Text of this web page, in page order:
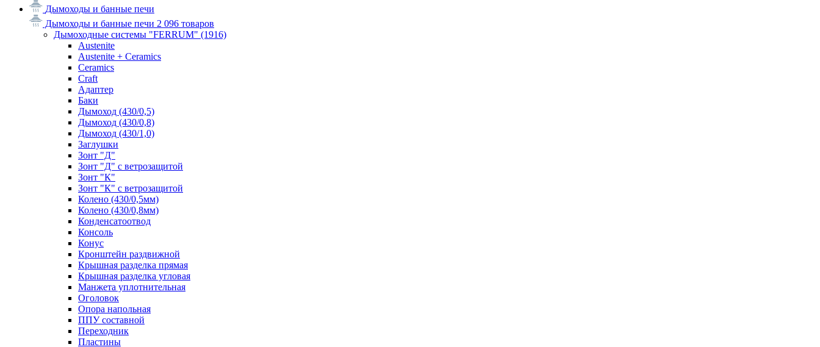
Дымоходы и банные печи
Дымоходы и банные печи 2 096 товаров
Дымоходные системы "FERRUM" (1916)
Austenite
Austenite + Ceramics
Ceramics
Craft
Адаптер
Баки
Дымоход (430/0,5)
Дымоход (430/0,8)
Дымоход (430/1,0)
Заглушки
Зонт "Д"
Зонт "Д" с ветрозащитой
Зонт "К"
Зонт "К" с ветрозащитой
Колено (430/0,5мм)
Колено (430/0,8мм)
Конденсатоотвод
Консоль
Конус
Кронштейн раздвижной
Крышная разделка прямая
Крышная разделка угловая
Манжета уплотнительная
Оголовок
Опора напольная
ППУ составной
Переходник
Пластины